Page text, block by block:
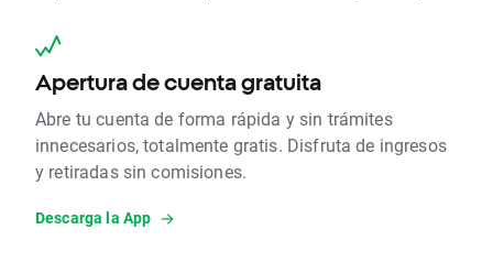
Apertura de cuenta gratuita
Abre tu cuenta de forma rápida y sin trámites
innecesarios, totalmente gratis. Disfruta de ingresos
y retiradas sin comisiones.
Descarga la App